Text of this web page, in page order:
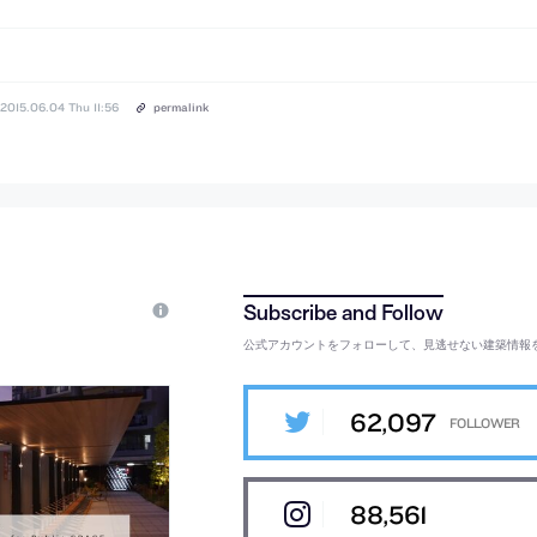
2015.06.04 Thu 11:56 permalink
公式アカウントをフォローして、見逃せない建築情報
62,097
88,561